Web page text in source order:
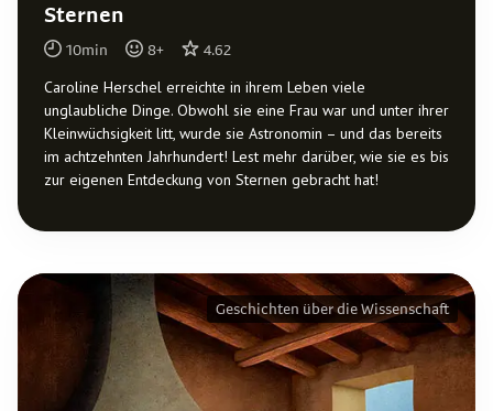
Sternen
10min 8+ 4.62
Caroline Herschel erreichte in ihrem Leben viele
unglaubliche Dinge. Obwohl sie eine Frau war und unter ihrer
Kleinwüchsigkeit litt, wurde sie Astronomin – und das bereits
im achtzehnten Jahrhundert! Lest mehr darüber, wie sie es bis
zur eigenen Entdeckung von Sternen gebracht hat!
Geschichten über die Wissenschaft